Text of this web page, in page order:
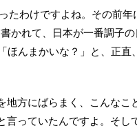
わけですよね。その前年
かれて、日本が一番調子
ほんまかいな？」と、正直
方にばらまく、こんなこ
言っていたんですよ。そし